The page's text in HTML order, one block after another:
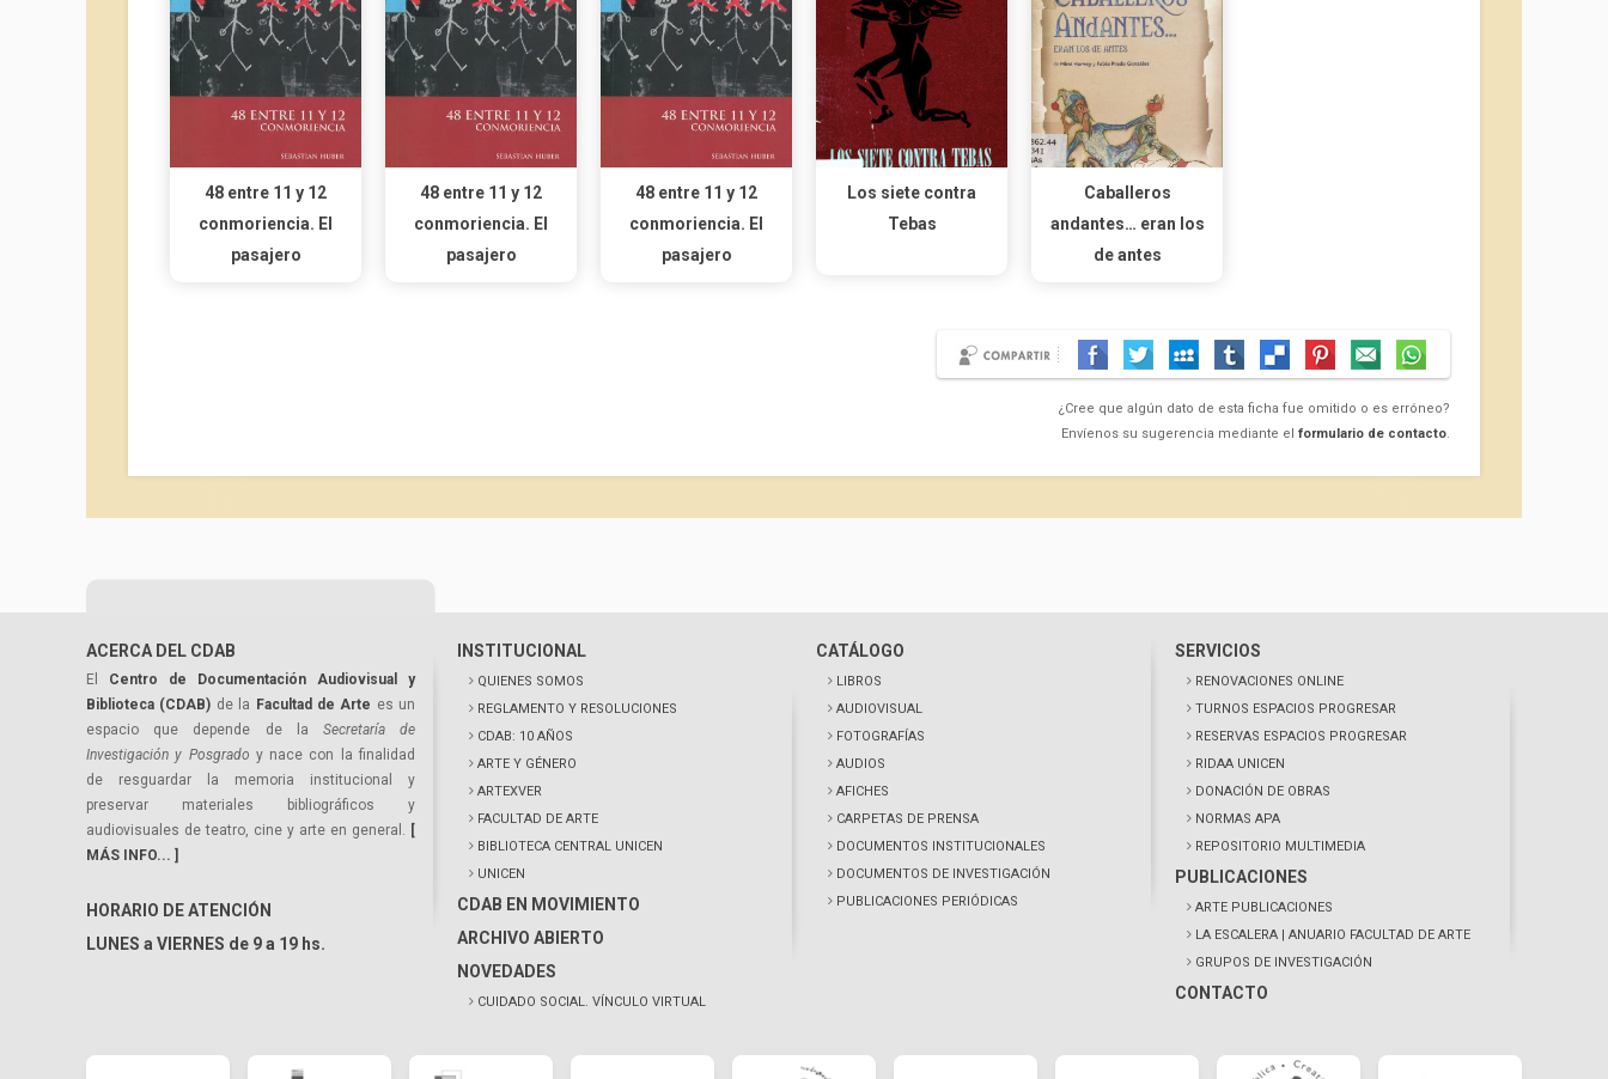
48 entre 11 y 12
conmoriencia. El
pasajero
48 entre 11 y 12
conmoriencia. El
pasajero
48 entre 11 y 12
conmoriencia. El
pasajero
Los siete contra
Tebas
Caballeros
andantes… eran los
de antes
¿Cree que algún dato de esta ficha fue omitido o es erróneo?
Envíenos su sugerencia mediante el formulario de contacto.
ACERCA DEL CDAB
El Centro de Documentación Audiovisual y
Biblioteca (CDAB) de la Facultad de Arte es un
espacio que depende de la Secretaría de
Investigación y Posgrado y nace con la finalidad
de resguardar la memoria institucional y
preservar materiales bibliográficos y
audiovisuales de teatro, cine y arte en general. [
MÁS INFO... ]
HORARIO DE ATENCIÓN
LUNES a VIERNES de 9 a 19 hs.
INSTITUCIONAL
QUIENES SOMOS
REGLAMENTO Y RESOLUCIONES
CDAB: 10 AÑOS
ARTE Y GÉNERO
ARTEXVER
FACULTAD DE ARTE
BIBLIOTECA CENTRAL UNICEN
UNICEN
CDAB EN MOVIMIENTO
ARCHIVO ABIERTO
NOVEDADES
CUIDADO SOCIAL. VÍNCULO VIRTUAL
CATÁLOGO
LIBROS
AUDIOVISUAL
FOTOGRAFÍAS
AUDIOS
AFICHES
CARPETAS DE PRENSA
DOCUMENTOS INSTITUCIONALES
DOCUMENTOS DE INVESTIGACIÓN
PUBLICACIONES PERIÓDICAS
SERVICIOS
RENOVACIONES ONLINE
TURNOS ESPACIOS PROGRESAR
RESERVAS ESPACIOS PROGRESAR
RIDAA UNICEN
DONACIÓN DE OBRAS
NORMAS APA
REPOSITORIO MULTIMEDIA
PUBLICACIONES
ARTE PUBLICACIONES
LA ESCALERA | ANUARIO FACULTAD DE ARTE
GRUPOS DE INVESTIGACIÓN
CONTACTO